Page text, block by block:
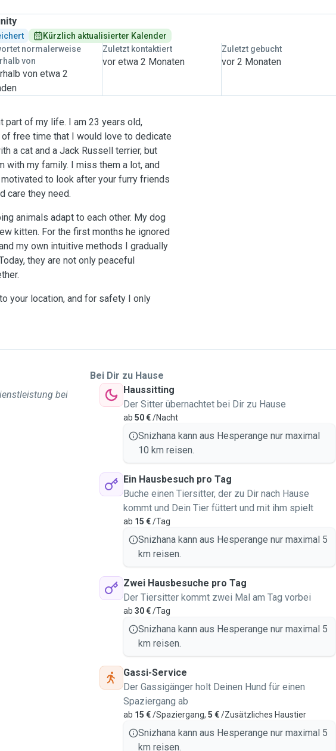
Kürzlich aktualisierter Kalender
normalerweise
von
von etwa 2
Zuletzt kontaktiert
vor etwa 2 Monaten
Zuletzt gebucht
vor 2 Monaten
part of my life. I am 23 years old,
free time that I would love to dedicate
a cat and a Jack Russell terrier, but
with my family. I miss them a lot, and
to look after your furry friends
care they need.
animals adapt to each other. My dog
kitten. For the first months he ignored
my own intuitive methods I gradually
they are not only peaceful
your location, and for safety I only
bei
Bei Dir zu Hause
Haussitting
Der Sitter übernachtet bei Dir zu Hause
ab 50 €/Nacht
Snizhana kann aus Hesperange nur maximal
10 km reisen.
Ein Hausbesuch pro Tag
Buche einen Tiersitter, der zu Dir nach Hause
kommt und Dein Tier füttert und mit ihm spielt
ab 15 €/Tag
Snizhana kann aus Hesperange nur maximal 5
km reisen.
Zwei Hausbesuche pro Tag
Der Tiersitter kommt zwei Mal am Tag vorbei
ab 30 €/Tag
Snizhana kann aus Hesperange nur maximal 5
km reisen.
Gassi-Service
Der Gassigänger holt Deinen Hund für einen
Spaziergang ab
ab 15 €/Spaziergang, 5 €/Zusätzliches Haustier
Snizhana kann aus Hesperange nur maximal 5
km reisen.